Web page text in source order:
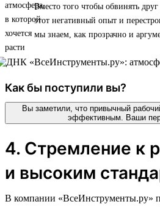
Вместо того чтобы обвинять
этот негативный опыт и
мы знаем, как прозрачно и
Как бы поступили вы?
Вы заметили, что привычный
эффективным. Ваши
4. Стремление к
и высоким
В компании «ВсеИнструменты.ру»